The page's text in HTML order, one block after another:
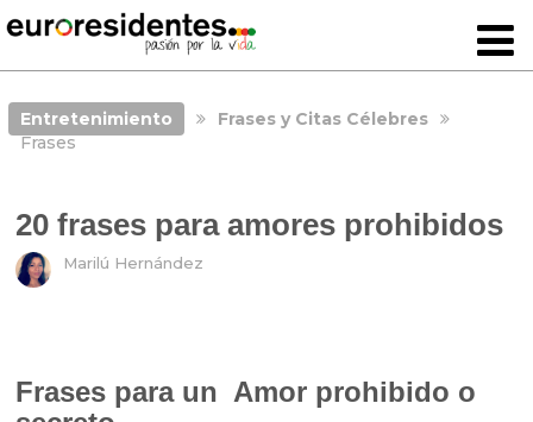
Entretenimiento
Frases y Citas Célebres
Frases
20 frases para amores prohibidos
Marilú Hernández
Frases para un Amor prohibido o